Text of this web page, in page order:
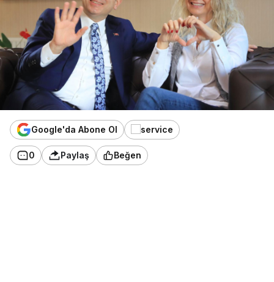
Google'da Abone Ol
0 Paylaş Beğen